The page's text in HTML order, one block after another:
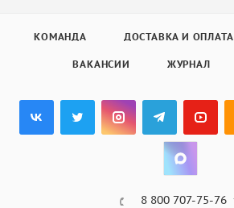
КОМАНДА ДОСТАВКА И ОПЛАТА
ВАКАНСИИ ЖУРНАЛ
8 800 707-75-76